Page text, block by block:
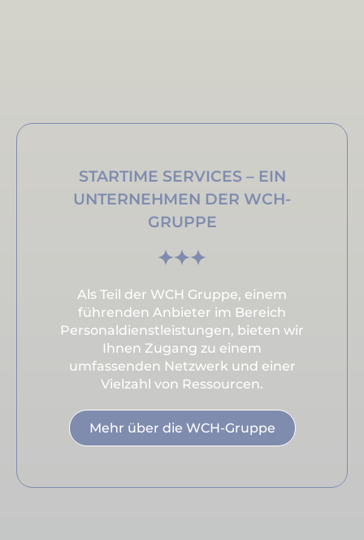
STARTIME SERVICES – EIN
UNTERNEHMEN DER WCH-
GRUPPE
Als Teil der WCH Gruppe, einem
führenden Anbieter im Bereich
Personaldienstleistungen, bieten wir
Ihnen Zugang zu einem
umfassenden Netzwerk und einer
Vielzahl von Ressourcen.
Mehr über die WCH-Gruppe